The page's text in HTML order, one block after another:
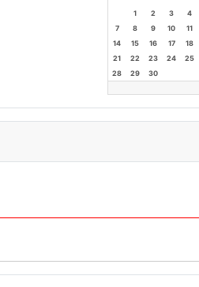
1 2 3 4
7
8 9 10 11
14
15 16 17 18
21
22 23 24 25
28
29 30